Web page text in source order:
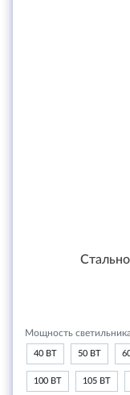
Мощность
40 ВТ 50 ВТ
100 ВТ 105 ВТ